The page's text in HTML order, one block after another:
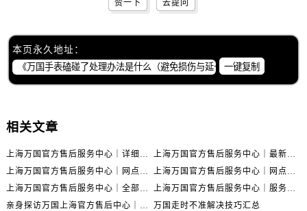
赞一下 去提问
本页永久地址：
一键复制
相关文章
上海万国官方售后服务中心｜详细地址与售后电话权威信息公示（2026年6月最新）
上海万国官方售后服务中心｜最新电话及地址权威信息公示（2026年6月最新）
上海万国官方售后服务中心｜网点地址及热线权威信息公示（2026年6月最新）
上海万国官方售后服务中心｜网点地址与服务热线权威信息公示（2026年6月最新）
上海万国官方售后服务中心｜全部网点地址电话权威信息公示（2026年6月最新）
上海万国官方售后服务中心｜服务热线及办公地址权威信息公示（2026年6月最新）
亲身探访万国上海官方售后中心｜地址报修全流程真实经历（2026年6月最新）
万国走时不准解决技巧汇总